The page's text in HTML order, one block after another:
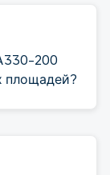
200
площадей?